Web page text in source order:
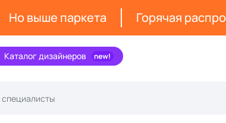
Но выше паркета Горячая
Каталог дизайнеров